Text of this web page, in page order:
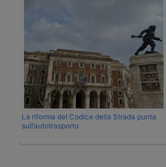
La riforma del Codice della Strada punta
sull’autotrasporto